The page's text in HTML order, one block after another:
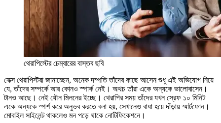
থেরাপিস্টের চেম্বারের বাস্তব ছবি
সেক্স থেরাপিস্টরা জানাচ্ছেন, অনেক দম্পতি তাঁদের কাছে আসেন শুধু এই অভিযোগ নিয়ে
যে, তাঁদের সম্পর্কে আর কোনও স্পার্ক নেই। অথচ তাঁরা একে অন্যকে ভালোবাসেন।
টানও আছে। নেই যৌন মিলনের ইচ্ছে। থেরাপির সময় তাঁদের যখন স্রেফ ১০ মিনিট
একে অন্যকে স্পর্শ করে অনুভব করতে বলা হয়, সেখানেও বাধা হয়ে দাঁড়ায় স্মার্টফোন।
মোবাইল সাইলেন্ট থাকলেও মন পড়ে থাকে নোটিফিকেশনে।